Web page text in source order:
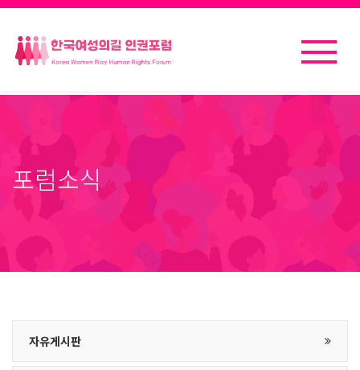
포럼소식
자유게시판